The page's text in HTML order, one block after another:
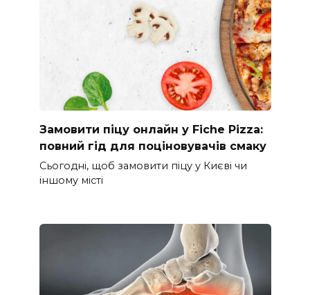
Замовити піцу онлайн у Fiche Pizza:
повний гід для поціновувачів смаку
Сьогодні, щоб замовити піцу у Києві чи
іншому місті